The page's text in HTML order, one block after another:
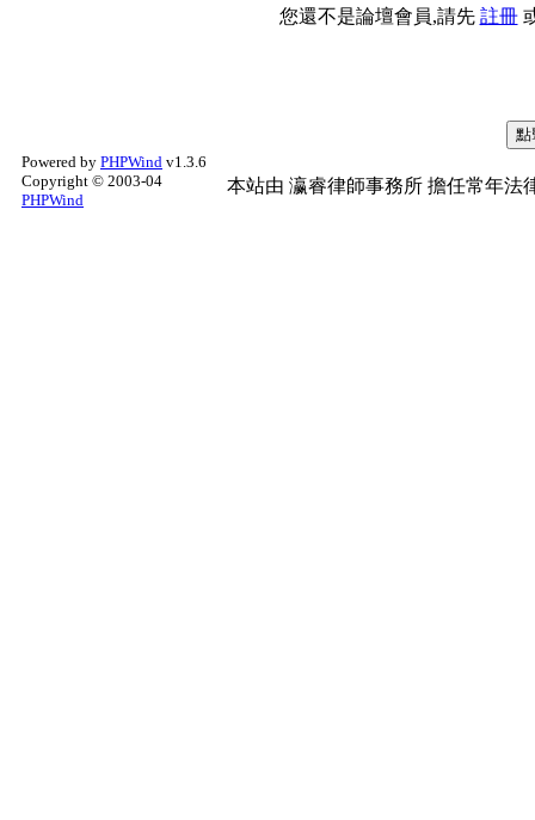
您還不是論壇會員,請先 註冊
Powered by PHPWind v1.3.6
Copyright © 2003-04
PHPWind
本站由 瀛睿律師事務所 擔任常年法